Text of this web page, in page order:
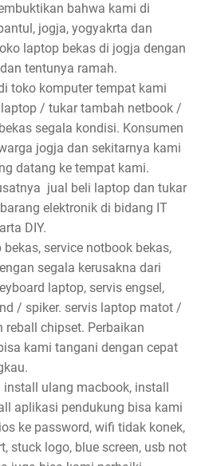
bahwa kami di
jogja, yogyakrta dan
laptop bekas di jogja dengan
tentunya ramah.
toko komputer tempat kami
/ tukar tambah netbook /
segala kondisi. Konsumen
jogja dan sekitarnya kami
datang ke tempat kami.
jual beli laptop dan tukar
elektronik di bidang IT
DIY.
service notbook bekas,
segala kerusakna dari
laptop, servis engsel,
/ spiker. servis laptop matot /
chipset. Perbaikan
kami tangani dengan cepat
ulang macbook, install
aplikasi pendukung bisa kami
ke password, wifi tidak konek,
stuck logo, blue screen, usb not